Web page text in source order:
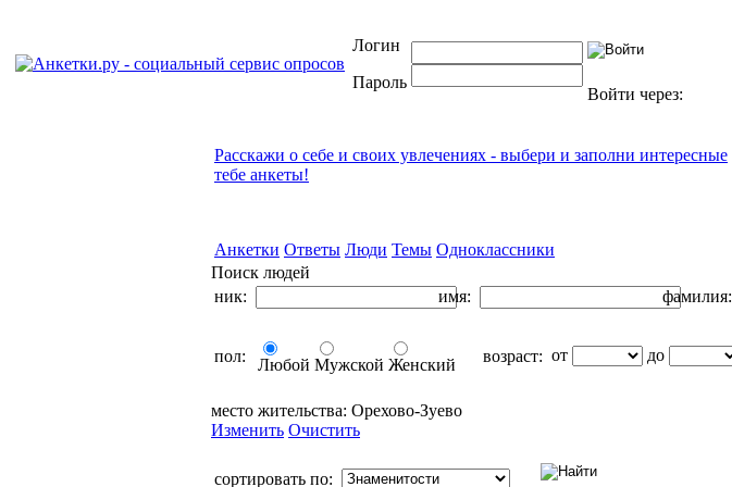
Логин
Пароль
Войти через:
Расскажи о себе и своих увлечениях - выбери и заполни интересные
тебе анкеты!
Анкетки Ответы Люди Темы Одноклассники
Поиск людей
ник:
имя: фамилия:
пол: Любой Мужской Женский возраст: от до
место жительства: Орехово-Зуево
Изменить Очистить
сортировать по: